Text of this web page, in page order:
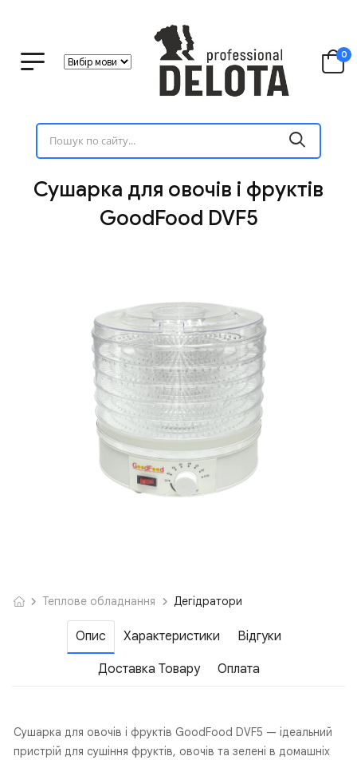
0
Сушарка для овочів і фруктів
GoodFood DVF5
Теплове обладнання Дегідратори
Опис Характеристики Відгуки
Доставка Товару Оплата
Сушарка для овочів і фруктів GoodFood DVF5 — ідеальний
пристрій для сушіння фруктів, овочів та зелені в домашніх